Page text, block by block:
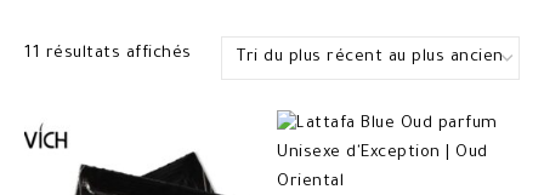
11 résultats affichés
récent